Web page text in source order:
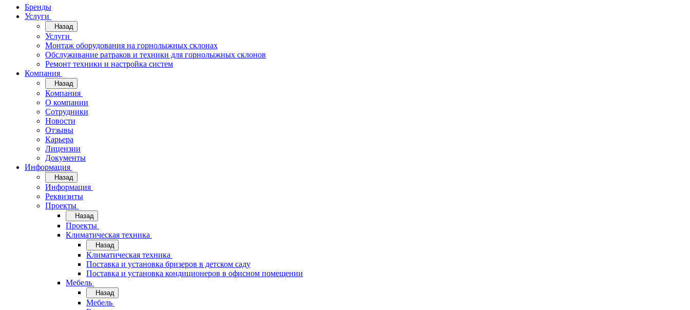
Бренды
Услуги
Назад
Услуги
Монтаж оборудования на горнолыжных склонах
Обслуживание ратраков и техники для горнолыжных склонов
Ремонт техники и настройка систем
Компания
Назад
Компания
О компании
Сотрудники
Новости
Отзывы
Карьера
Лицензии
Документы
Информация
Назад
Информация
Реквизиты
Проекты
Назад
Проекты
Климатическая техника
Назад
Климатическая техника
Поставка и установка бризеров в детском саду
Поставка и установка кондиционеров в офисном помещении
Мебель
Назад
Мебель